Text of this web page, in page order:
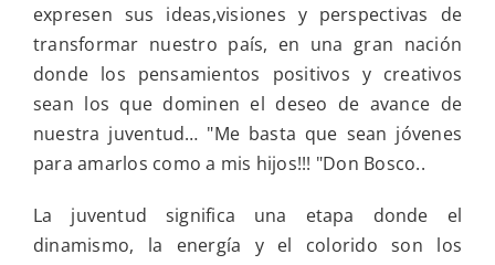
expresen sus ideas,visiones y perspectivas de
transformar nuestro país, en una gran nación
donde los pensamientos positivos y creativos
sean los que dominen el deseo de avance de
nuestra juventud… "Me basta que sean jóvenes
para amarlos como a mis hijos!!! "Don Bosco..
La juventud significa una etapa donde el
dinamismo, la energía y el colorido son los